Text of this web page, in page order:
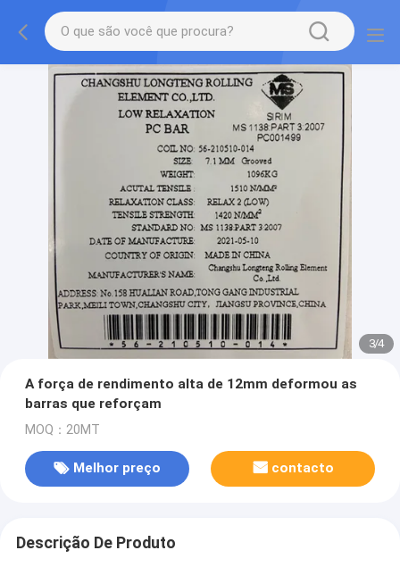
3/4
A força de rendimento alta de 12mm deformou as
barras que reforçam
MOQ：20MT
Melhor preço contacto
Descrição De Produto